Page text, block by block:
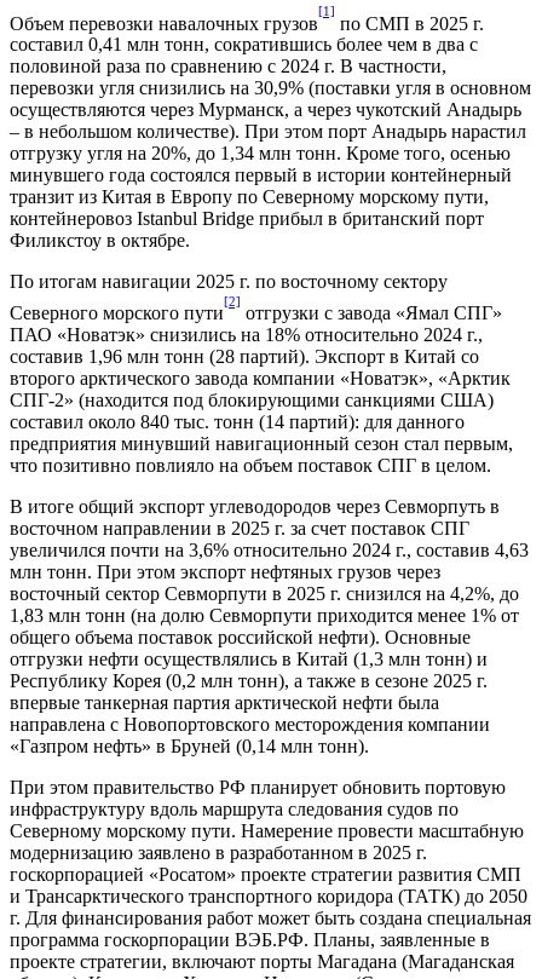
Объем перевозки навалочных грузов
[1]
по СМП в 2025 г.
составил 0,41 млн тонн, сократившись более чем в два с
половиной раза по сравнению с 2024 г. В частности,
перевозки угля снизились на 30,9% (поставки угля в основном
осуществляются через Мурманск, а через чукотский Анадырь
– в небольшом количестве). При этом порт Анадырь нарастил
отгрузку угля на 20%, до 1,34 млн тонн. Кроме того, осенью
минувшего года состоялся первый в истории контейнерный
транзит из Китая в Европу по Северному морскому пути,
контейнеровоз Istanbul Bridge прибыл в британский порт
Филикстоу в октябре.
По итогам навигации 2025 г. по восточному сектору
Северного морского пути
[2]
отгрузки с завода «Ямал СПГ»
ПАО «Новатэк» снизились на 18% относительно 2024 г.,
составив 1,96 млн тонн (28 партий). Экспорт в Китай со
второго арктического завода компании «Новатэк», «Арктик
СПГ-2» (находится под блокирующими санкциями США)
составил около 840 тыс. тонн (14 партий): для данного
предприятия минувший навигационный сезон стал первым,
что позитивно повлияло на объем поставок СПГ в целом.
В итоге общий экспорт углеводородов через Севморпуть в
восточном направлении в 2025 г. за счет поставок СПГ
увеличился почти на 3,6% относительно 2024 г., составив 4,63
млн тонн. При этом экспорт нефтяных грузов через
восточный сектор Севморпути в 2025 г. снизился на 4,2%, до
1,83 млн тонн (на долю Севморпути приходится менее 1% от
общего объема поставок российской нефти). Основные
отгрузки нефти осуществлялись в Китай (1,3 млн тонн) и
Республику Корея (0,2 млн тонн), а также в сезоне 2025 г.
впервые танкерная партия арктической нефти была
направлена с Новопортовского месторождения компании
«Газпром нефть» в Бруней (0,14 млн тонн).
При этом правительство РФ планирует обновить портовую
инфраструктуру вдоль маршрута следования судов по
Северному морскому пути. Намерение провести масштабную
модернизацию заявлено в разработанном в 2025 г.
госкорпорацией «Росатом» проекте стратегии развития СМП
и Трансарктического транспортного коридора (ТАТК) до 2050
г. Для финансирования работ может быть создана специальная
программа госкорпорации ВЭБ.РФ. Планы, заявленные в
проекте стратегии, включают порты Магадана (Магаданская